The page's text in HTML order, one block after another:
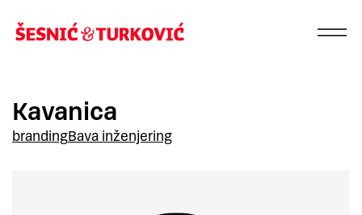
Kavanica
brandingBava inženjering